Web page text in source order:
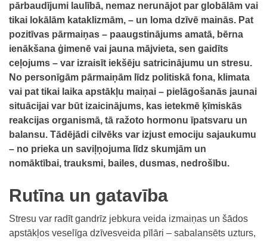
pārbaudījumi laulībā, nemaz nerunājot par globālām vai
tikai lokālām kataklizmām, – un loma dzīvē mainās. Pat
pozitīvas pārmaiņas – paaugstinājums amatā, bērna
ienākšana ģimenē vai jauna mājvieta, sen gaidīts
ceļojums – var izraisīt iekšēju satricinājumu un stresu.
No personīgām pārmaiņām līdz politiskā fona, klimata
vai pat tikai laika apstākļu maiņai – pielāgošanās jaunai
situācijai var būt izaicinājums, kas ietekmē ķīmiskās
reakcijas organismā, tā ražoto hormonu īpatsvaru un
balansu. Tādējādi cilvēks var izjust emociju sajaukumu
– no prieka un saviļņojuma līdz skumjām un
nomāktībai, trauksmi, bailes, dusmas, nedrošību.
Rutīna un gatavība
Stresu var radīt gandrīz jebkura veida izmaiņas un šādos
apstākļos veselīga dzīvesveida pīlāri – sabalansēts uzturs,